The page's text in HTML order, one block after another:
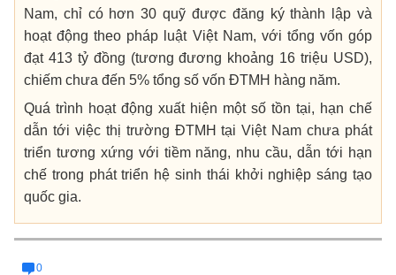
Nam, chỉ có hơn 30 quỹ được đăng ký thành lập và
hoạt động theo pháp luật Việt Nam, với tổng vốn góp
đạt 413 tỷ đồng (tương đương khoảng 16 triệu USD),
chiếm chưa đến 5% tổng số vốn ĐTMH hàng năm.
Quá trình hoạt động xuất hiện một số tồn tại, hạn chế
dẫn tới việc thị trường ĐTMH tại Việt Nam chưa phát
triển tương xứng với tiềm năng, nhu cầu, dẫn tới hạn
chế trong phát triển hệ sinh thái khởi nghiệp sáng tạo
quốc gia.
0